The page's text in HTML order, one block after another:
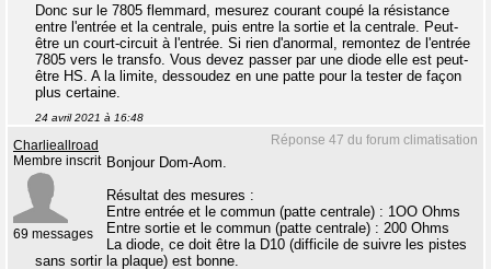
Donc sur le 7805 flemmard, mesurez courant coupé la résistance
entre l'entrée et la centrale, puis entre la sortie et la centrale. Peut-
être un court-circuit à l'entrée. Si rien d'anormal, remontez de l'entrée
7805 vers le transfo. Vous devez passer par une diode elle est peut-
être HS. A la limite, dessoudez en une patte pour la tester de façon
plus certaine.
24 avril 2021 à 16:48
Réponse 47 du forum climatisation
Charlieallroad
Membre inscrit
69 messages
Bonjour Dom-Aom.
Résultat des mesures :
Entre entrée et le commun (patte centrale) : 1OO Ohms
Entre sortie et le commun (patte centrale) : 200 Ohms
La diode, ce doit être la D10 (difficile de suivre les pistes
sans sortir la plaque) est bonne.